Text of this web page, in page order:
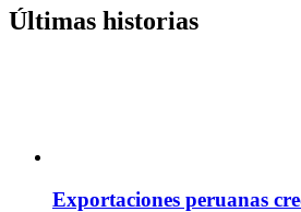
Últimas historias
Exportaciones peruanas